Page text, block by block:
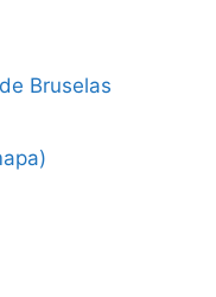
Bruselas